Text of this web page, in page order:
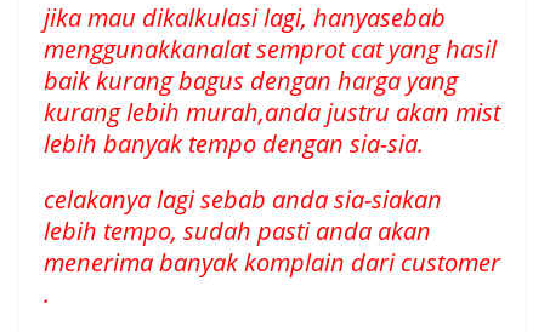
jika mau dikalkulasi lagi, hanyasebab
menggunakkanalat semprot cat yang hasil
baik kurang bagus dengan harga yang
kurang lebih murah,anda justru akan mist
lebih banyak tempo dengan sia-sia.
celakanya lagi sebab anda sia-siakan
lebih tempo, sudah pasti anda akan
menerima banyak komplain dari customer
.